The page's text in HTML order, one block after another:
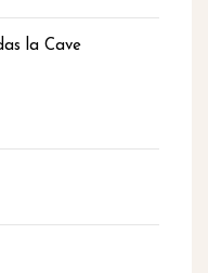
la Cave